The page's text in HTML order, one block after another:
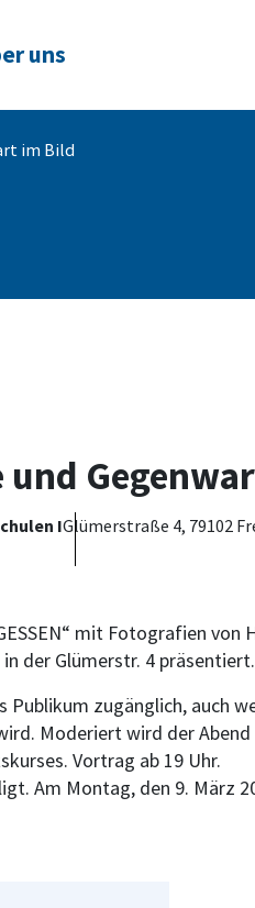
uns
im Bild
IGlümerstraße 4, 79102
mit Fotografien
der Glümerstr. 4 präsentiert.
zugänglich, auch
Moderiert wird der
Vortrag ab 19 Uhr.
Am Montag, den 9. März